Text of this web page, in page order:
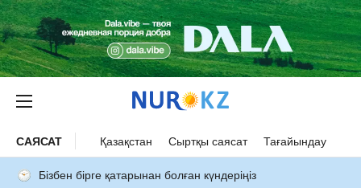
САЯСАТ Қазақстан Сыртқы саясат Тағайындау
Бізбен бірге қатарынан болған күндеріңіз